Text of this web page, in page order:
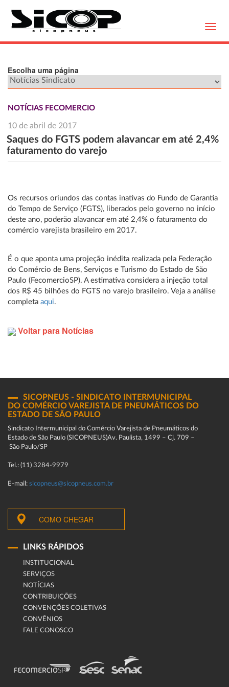
Escolha uma página
NOTÍCIAS FECOMERCIO
10 de abril de 2017
Saques do FGTS podem alavancar em até 2,4%
faturamento do varejo
Os recursos oriundos das contas inativas do Fundo de Garantia
do Tempo de Serviço (FGTS), liberados pelo governo no início
deste ano, poderão alavancar em até 2,4% o faturamento do
comércio varejista brasileiro em 2017.
É o que aponta uma projeção inédita realizada pela Federação
do Comércio de Bens, Serviços e Turismo do Estado de São
Paulo (FecomercioSP). A estimativa considera a injeção total
dos R$ 45 bilhões do FGTS no varejo brasileiro. Veja a análise
completa aqui.
Voltar para Notícias
SICOPNEUS - SINDICATO INTERMUNICIPAL
DO COMÉRCIO VAREJISTA DE PNEUMÁTICOS DO
ESTADO DE SÃO PAULO
Sindicato Intermunicipal do Comércio Varejista de Pneumáticos do
Estado de São Paulo (SICOPNEUS)Av. Paulista, 1499 – Cj. 709 –
São Paulo/SP
Tel.: (11) 3284-9979
E-mail: sicopneus@sicopneus.com.br
COMO CHEGAR
LINKS RÁPIDOS
INSTITUCIONAL
SERVIÇOS
NOTÍCIAS
CONTRIBUIÇÕES
CONVENÇÕES COLETIVAS
CONVÊNIOS
FALE CONOSCO